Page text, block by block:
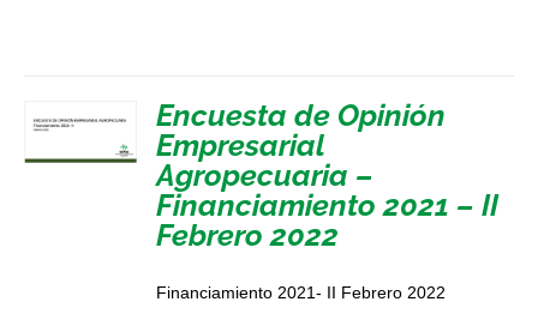
Encuesta de Opinión
Empresarial
Agropecuaria –
Financiamiento 2021 – II
Febrero 2022
Financiamiento 2021- II Febrero 2022